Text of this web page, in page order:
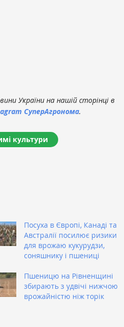
України на нашій сторінці в
СуперАгронома.
культури
Посуха в Європі, Канаді та
Австралії посилює ризики
для врожаю кукурудзи,
соняшнику і пшениці
Пшеницю на Рівненщині
збирають з удвічі нижчою
врожайністю ніж торік